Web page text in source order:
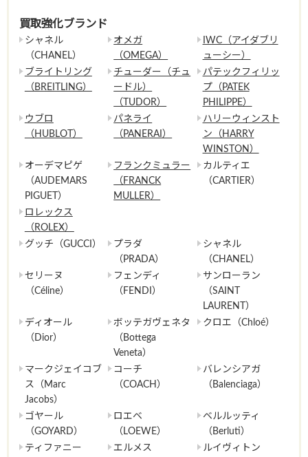
買取強化ブランド
シャネル
（CHANEL）
オメガ
（OMEGA）
IWC（アイダブリ
ューシー）
ブライトリング
（BREITLING）
チューダー（チュ
ードル）
（TUDOR）
パテックフィリッ
プ（PATEK
PHILIPPE）
ウブロ
（HUBLOT）
パネライ
（PANERAI）
ハリーウィンスト
ン（HARRY
WINSTON）
オーデマピゲ
（AUDEMARS
PIGUET）
フランクミュラー
（FRANCK
MULLER）
カルティエ
（CARTIER）
ロレックス
（ROLEX）
グッチ（GUCCI）
プラダ
（PRADA）
シャネル
（CHANEL）
セリーヌ
（Céline）
フェンディ
（FENDI）
サンローラン
（SAINT
LAURENT）
ディオール
（Dior）
ボッテガヴェネタ
（Bottega
Veneta）
クロエ（Chloé）
マークジェイコブ
ス（Marc
Jacobs）
コーチ
（COACH）
バレンシアガ
（Balenciaga）
ゴヤール
（GOYARD）
ロエベ
（LOEWE）
ベルルッティ
（Berluti）
ティファニー
エルメス
ルイヴィトン